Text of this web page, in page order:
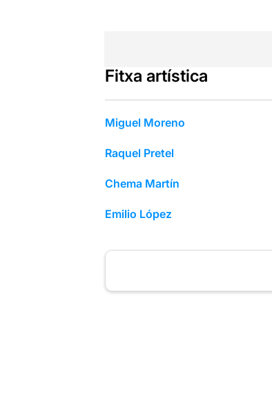
Fitxa artística
Miguel Moreno
Raquel Pretel
Chema Martín
Emilio López